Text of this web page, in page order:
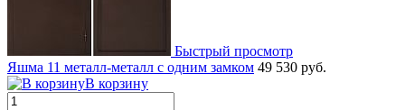
Быстрый просмотр
Яшма 11 металл-металл с одним замком 49 530 руб.
В корзину